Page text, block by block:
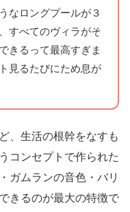
なロングプールが３
すべてのヴィラがそ
きるって最高すぎま
見るたびにため息が
、生活の根幹をなすも
コンセプトで作られた
ガムランの音色・バリ
きるのが最大の特徴で